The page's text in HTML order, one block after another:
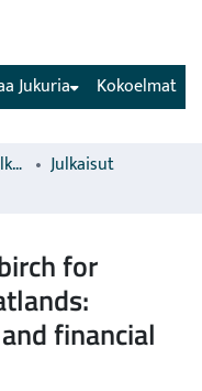
Kokoelmat
Jukuria
Luonnonvarakeskuksen julkaisut
Julkaisut
for
financial